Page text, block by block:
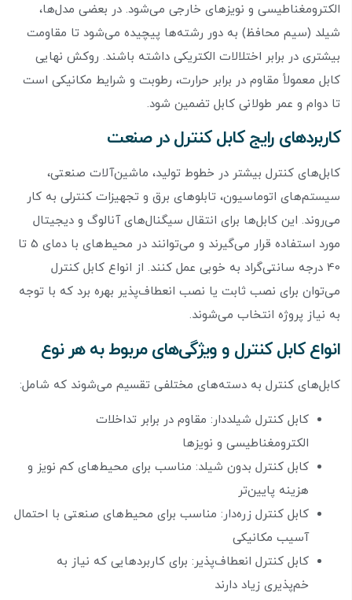
الکترومغناطیسی و نویزهای خارجی می‌شود. در بعضی مدل‌ها،
شیلد (سیم محافظ) به دور رشته‌ها پیچیده می‌شود تا مقاومت
بیشتری در برابر اختلالات الکتریکی داشته باشند. روکش نهایی
کابل معمولاً مقاوم در برابر حرارت، رطوبت و شرایط مکانیکی است
تا دوام و عمر طولانی کابل تضمین شود.
کاربردهای رایج کابل کنترل در صنعت
کابل‌های کنترل بیشتر در خطوط تولید، ماشین‌آلات صنعتی،
سیستم‌های اتوماسیون، تابلوهای برق و تجهیزات کنترلی به کار
می‌روند. این کابل‌ها برای انتقال سیگنال‌های آنالوگ و دیجیتال
مورد استفاده قرار می‌گیرند و می‌توانند در محیط‌های با دمای 5 تا
40 درجه سانتی‌گراد به خوبی عمل کنند. از انواع کابل کنترل
می‌توان برای نصب ثابت یا نصب انعطاف‌پذیر بهره برد که با توجه
به نیاز پروژه انتخاب می‌شوند.
انواع کابل کنترل و ویژگی‌های مربوط به هر نوع
کابل‌های کنترل به دسته‌های مختلفی تقسیم می‌شوند که شامل:
کابل کنترل شیلددار: مقاوم در برابر تداخلات
الکترومغناطیسی و نویزها
کابل کنترل بدون شیلد: مناسب برای محیط‌های کم نویز و
هزینه پایین‌تر
کابل کنترل زره‌دار: مناسب برای محیط‌های صنعتی با احتمال
آسیب مکانیکی
کابل کنترل انعطاف‌پذیر: برای کاربردهایی که نیاز به
خم‌پذیری زیاد دارند